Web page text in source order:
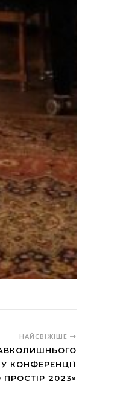
НАЙСВІЖІШЕ
КОНФЕРЕНЦІЇ
ПРОСТІР 2023»